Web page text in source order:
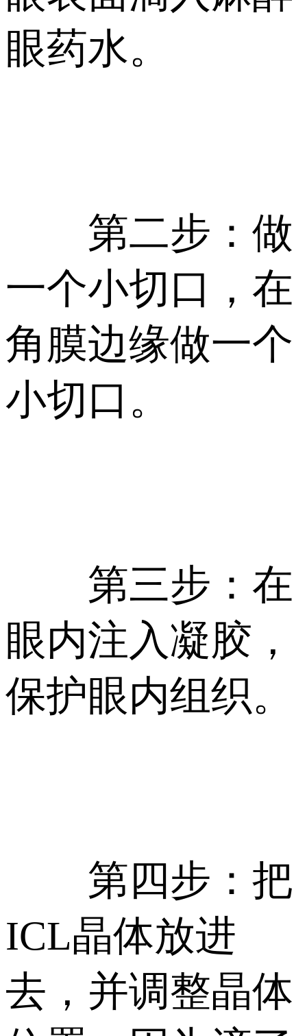
眼药水。
第二步：做
一个小切口，在
角膜边缘做一个
小切口。
第三步：在
眼内注入凝胶，
保护眼内组织。
第四步：把
ICL晶体放进
去，并调整晶体